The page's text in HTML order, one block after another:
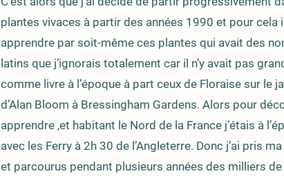
plantes vivaces à partir des années 1990 et pour cela
apprendre par soit-même ces plantes qui avait des
latins que j’ignorais totalement car il n’y avait pas
comme livre à l’époque à part ceux de Floraise sur le
d’Alan Bloom à Bressingham Gardens. Alors pour
apprendre ,et habitant le Nord de la France j’étais à
avec les Ferry à 2h 30 de l’Angleterre. Donc j’ai pris
et parcourus pendant plusieurs années des milliers de